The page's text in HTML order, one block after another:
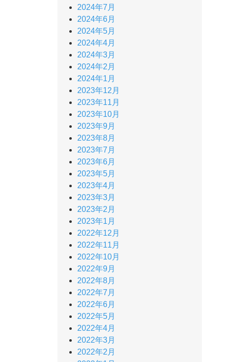
2024年7月
2024年6月
2024年5月
2024年4月
2024年3月
2024年2月
2024年1月
2023年12月
2023年11月
2023年10月
2023年9月
2023年8月
2023年7月
2023年6月
2023年5月
2023年4月
2023年3月
2023年2月
2023年1月
2022年12月
2022年11月
2022年10月
2022年9月
2022年8月
2022年7月
2022年6月
2022年5月
2022年4月
2022年3月
2022年2月